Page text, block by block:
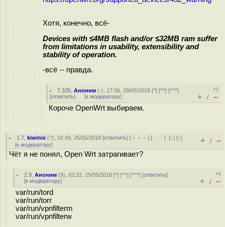
Хотя, конечно, всё-
Devices with ≤4MB flash and/or ≤32MB ram suffer
from limitations in usability, extensibility and
stability of operation.
-всё -- правда.
7.335 ,Аноним (-), 17:06, 29/05/2018 [^] [^^] [^^^]
[ответить] [к модератору]
+1
+ / –
Короче OpenWrt выбираем.
1.7 ,kiwinix (?), 02:49, 25/05/2018 [ответить] [ ﹢﹢﹢] [ · · ·][↓] [↑]
[к модератору] + / –
Чёт я не понял, Open Wrt затрагивает?
2.9 ,Аноним (9), 03:22, 25/05/2018 [^] [^^] [^^^] [ответить]
[к модератору]
+1
+ / –
var/run/tord
var/run/torr
var/run/vpnfilterm
var/run/vpnfilterw